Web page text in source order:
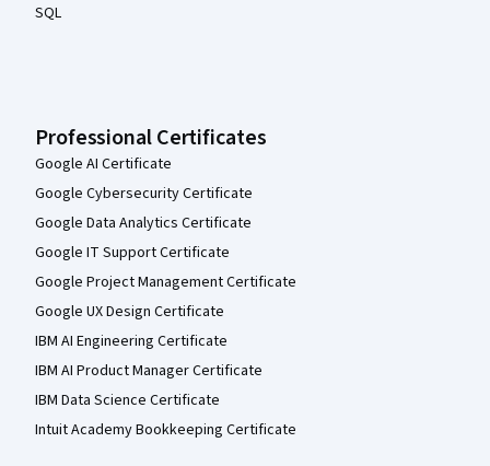
SQL
Professional Certificates
Google AI Certificate
Google Cybersecurity Certificate
Google Data Analytics Certificate
Google IT Support Certificate
Google Project Management Certificate
Google UX Design Certificate
IBM AI Engineering Certificate
IBM AI Product Manager Certificate
IBM Data Science Certificate
Intuit Academy Bookkeeping Certificate